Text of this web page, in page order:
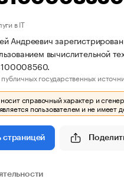
в IT
Андреевич
вычислительной
государственных
справочный характер и
пользователем и не
страницей